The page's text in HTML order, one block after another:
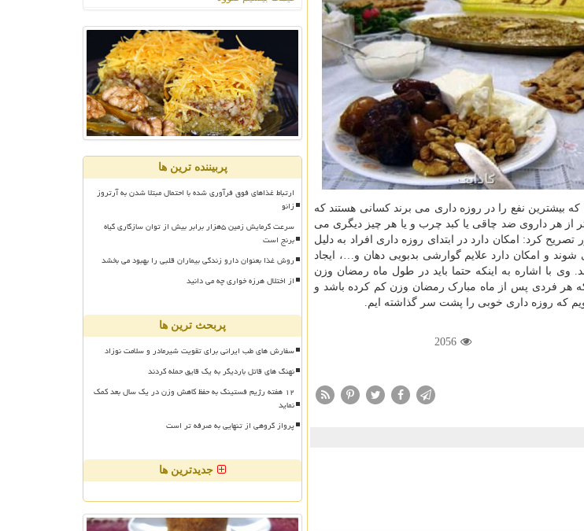
بیشترین نفع را در روزه داری می برند کسانی هستند که
از هر داروی ضد چاقی یا کبد چرب و یا هر چیز دیگری می
کرد: امکان دارد در ابتدای روزه داری افراد به دلیل
و امکان دارد علایم گوارشی بدبویی دهان و…، ایجاد
با اشاره به اینکه حتما باید در طول ماه رمضان وزن
هر فردی پس از ماه مبارک رمضان وزن کم کرده باشد و
که روزه داری خوبی را پشت سر گذاشته ایم.
2056
پربیننده ترین ها
ارتباط غذاهای فوق فرآوری شده با احتمال مبتلا شدن به آرتروز
زانو
سرعت گرمایش زمین ۵هزار برابر بیش از توان سازگاری گیاه
برنج است
روش غذا بعنوان دارو زندگی بیماران قلبی را بهبود می بخشد
از اختلال هرزه خواری چه می دانید
پربحث ترین ها
سفارش های طب ایرانی برای تقویت شیرمادر و سلامت نوزاد
نهنگ های قاتل باردیگر به یک قایق حمله کردند
۱۲ هفته رژیم فستینگ به حفظ کاهش وزن در یک سال بعد کمک
نماید
پرواز گروهی از تنهایی به صرفه تر است
جدیدترین ها